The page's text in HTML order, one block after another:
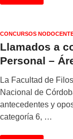
CONCURSOS
Llamados a
Personal –
La Facultad de
Nacional de
antecedentes y
categoría 6, …